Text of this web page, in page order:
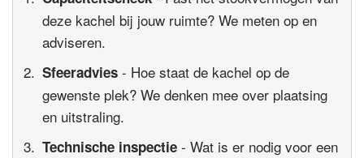
deze kachel bij jouw ruimte? We meten op en
adviseren.
Sfeeradvies - Hoe staat de kachel op de
gewenste plek? We denken mee over plaatsing
en uitstraling.
Technische inspectie - Wat is er nodig voor een